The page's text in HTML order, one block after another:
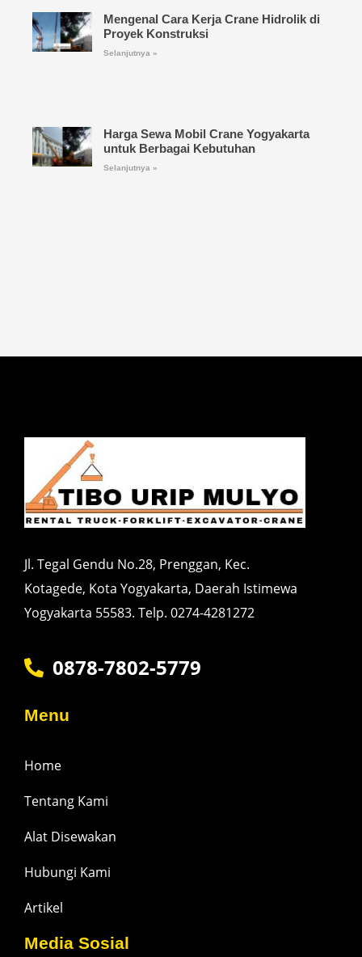
Mengenal Cara Kerja Crane Hidrolik di
Proyek Konstruksi
Selanjutnya »
Harga Sewa Mobil Crane Yogyakarta
untuk Berbagai Kebutuhan
Selanjutnya »
Jl. Tegal Gendu No.28, Prenggan, Kec.
Kotagede, Kota Yogyakarta, Daerah Istimewa
Yogyakarta 55583. Telp. 0274-4281272
0878-7802-5779
Menu
Home
Tentang Kami
Alat Disewakan
Hubungi Kami
Artikel
Media Sosial